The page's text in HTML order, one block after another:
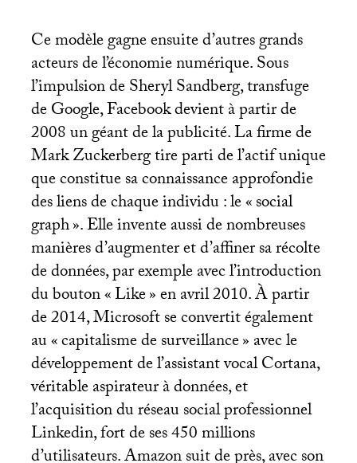
Ce modèle gagne ensuite d’autres grands
acteurs de l’économie numérique. Sous
l’impulsion de Sheryl Sandberg, transfuge
de Google, Facebook devient à partir de
2008 un géant de la publicité. La firme de
Mark Zuckerberg tire parti de l’actif unique
que constitue sa connaissance approfondie
des liens de chaque individu : le «social
graph». Elle invente aussi de nombreuses
manières d’augmenter et d’affiner sa récolte
de données, par exemple avec l’introduction
du bouton «Like» en avril 2010. À partir
de 2014, Microsoft se convertit également
au «capitalisme de surveillance» avec le
développement de l’assistant vocal Cortana,
véritable aspirateur à données, et
l’acquisition du réseau social professionnel
Linkedin, fort de ses 450 millions